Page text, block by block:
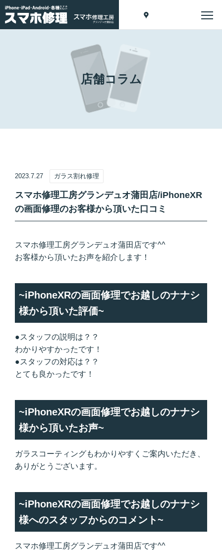
店舗コラム
2023.7.27 ガラス割れ修理
スマホ修理工房グランデュオ蒲田店/iPhoneXR
の画面修理のお客様から頂いた口コミ
スマホ修理工房グランデュオ蒲田店です^^
お客様から頂いたお声を紹介します！
~iPhoneXRの画面修理でお越しのナナシ
様から頂いた評価~
●スタッフの説明は？？
わかりやすかったです！
●スタッフの対応は？？
とても良かったです！
~iPhoneXRの画面修理でお越しのナナシ
様から頂いたお声~
ガラスコーティングもわかりやすくご案内いただき、
ありがとうございます。
~iPhoneXRの画面修理でお越しのナナシ
様へのスタッフからのコメント~
スマホ修理工房グランデュオ蒲田店です^^